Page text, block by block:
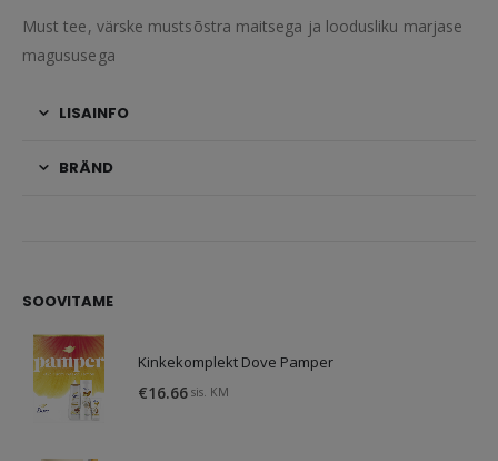
Must tee, värske mustsõstra maitsega ja loodusliku marjase
magususega
LISAINFO
BRÄND
SOOVITAME
Kinkekomplekt Dove Pamper
€16.66 sis. KM